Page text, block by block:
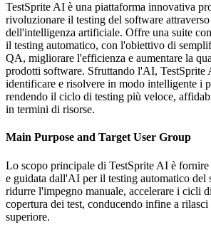
TestSprite AI è una piattaforma innovativa
rivoluzionare il testing del software attraverso
dell'intelligenza artificiale. Offre una suite
il testing automatico, con l'obiettivo di
QA, migliorare l'efficienza e aumentare la
prodotti software. Sfruttando l'AI, TestSprite
identificare e risolvere in modo intelligente i
rendendo il ciclo di testing più veloce,
in termini di risorse.
Main Purpose and Target User Group
Lo scopo principale di TestSprite AI è fornire
e guidata dall'AI per il testing automatico del
ridurre l'impegno manuale, accelerare i cicli
copertura dei test, conducendo infine a
superiore.